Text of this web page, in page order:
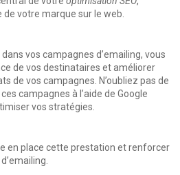
votre marque sur le web.
vos campagnes d’emailing, vous
de vos destinataires et améliorer
de vos campagnes. N’oubliez pas de
campagnes à l’aide de Google
vos stratégies.
en place cette prestation et renforcer